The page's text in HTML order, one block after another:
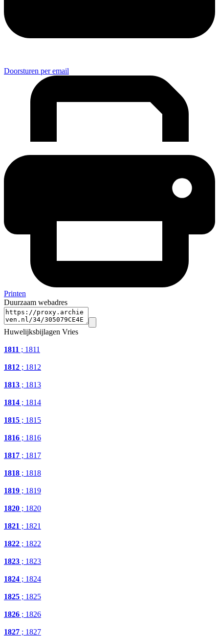
Doorsturen per email
Printen
Duurzaam webadres
Huwelijksbijlagen Vries
1811 ; 1811
1812 ; 1812
1813 ; 1813
1814 ; 1814
1815 ; 1815
1816 ; 1816
1817 ; 1817
1818 ; 1818
1819 ; 1819
1820 ; 1820
1821 ; 1821
1822 ; 1822
1823 ; 1823
1824 ; 1824
1825 ; 1825
1826 ; 1826
1827 ; 1827